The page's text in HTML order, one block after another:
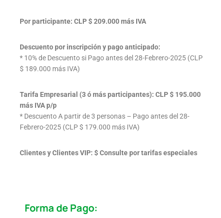
Por participante: CLP $ 209.000 más IVA
Descuento por inscripción y pago anticipado:
* 10% de Descuento si Pago antes del 28-Febrero-2025 (CLP
$ 189.000 más IVA)
Tarifa Empresarial (3 ó más participantes): CLP $ 195.000
más IVA p/p
* Descuento A partir de 3 personas – Pago antes del 28-
Febrero-2025 (CLP $ 179.000 más IVA)
Clientes y Clientes VIP: $ Consulte por tarifas especiales
Forma de Pago: